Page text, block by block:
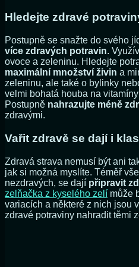
Hledejte zdravé
Postupně se snažte do svého
více zdravých potravin.
ovoce a zeleninu. Hledejte
maximální množství živin a
zeleninu, ale také o bylinky
velmi bohatá houba na
Postupně nahrazujte méně
zdravými.
Vařit zdravě se dají i
Zdravá strava nemusí být ani
jak si možná myslíte. Téměř
nezdravých, se dají připravit
zelňačka z kyselého zelí může
variacích a některé z nich jsou
zdravé potraviny nahradit těmi